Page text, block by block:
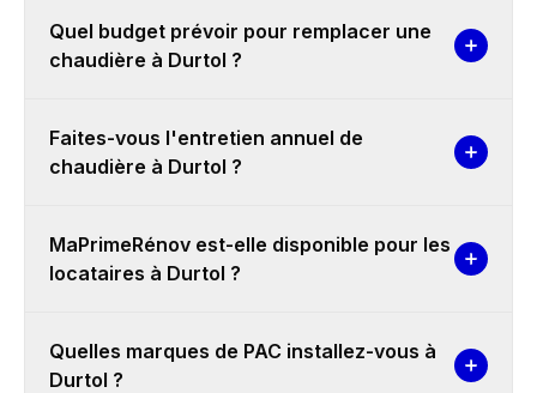
Quel budget prévoir pour remplacer une
chaudière à Durtol ?
Faites-vous l'entretien annuel de
chaudière à Durtol ?
MaPrimeRénov est-elle disponible pour les
locataires à Durtol ?
Quelles marques de PAC installez-vous à
Durtol ?